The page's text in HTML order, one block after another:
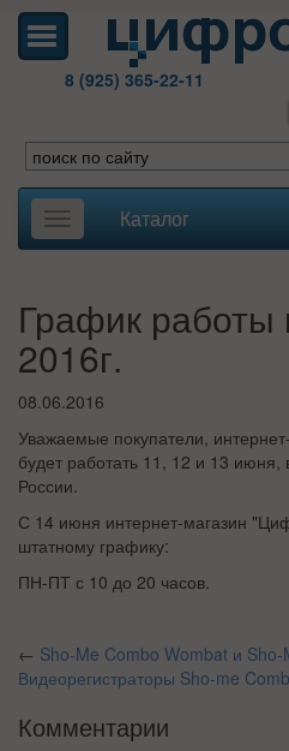
8 (925) 365-22-11
Toggle
navigation
Каталог
График
2016г.
08.06.2016
Уважаемые покупатели,
будет работать 11, 12 и 13 июня,
России.
С 14 июня интернет-магазин
штатному графику:
ПН-ПТ с 10 до 20 часов.
← Sho-Me Combo Wombat и
Видеорегистраторы Sho-me
Комментарии